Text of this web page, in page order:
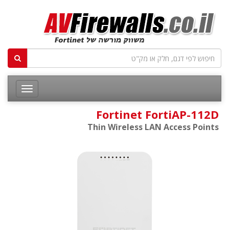
Fortinet FortiAP-112D
Thin Wireless LAN Access Points